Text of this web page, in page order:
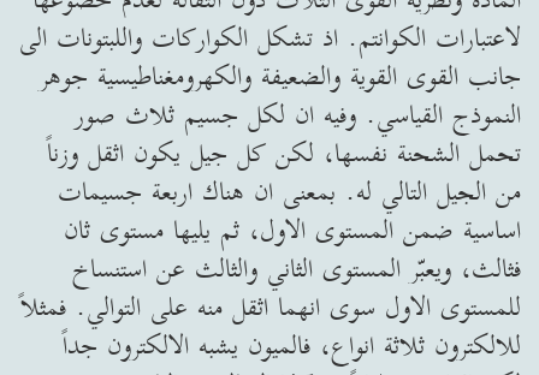
لاعتبارات الكوانتم. اذ تشكل الكواركات واللبتونات الى
جانب القوى القوية والضعيفة والكهرومغناطيسية جوهر
النموذج القياسي. وفيه ان لكل جسيم ثلاث صور
تحمل الشحنة نفسها، لكن كل جيل يكون اثقل وزناً
من الجيل التالي له. بمعنى ان هناك اربعة جسيمات
اساسية ضمن المستوى الاول، ثم يليها مستوى ثان
فثالث، ويعبّر المستوى الثاني والثالث عن استنساخ
للمستوى الاول سوى انهما اثقل منه على التوالي. فمثلاً
للالكترون ثلاثة انواع، فالميون يشبه الالكترون جداً